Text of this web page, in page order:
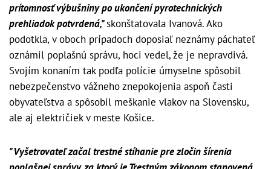
prítomnosť výbušniny po ukončení pyrotechnických
prehliadok potvrdená,"skonštatovala Ivanová. Ako
podotkla, v oboch prípadoch doposiaľ neznámy páchateľ
oznámil poplašnú správu, hoci vedel, že je nepravdivá.
Svojím konaním tak podľa polície úmyselne spôsobil
nebezpečenstvo vážneho znepokojenia aspoň časti
obyvateľstva a spôsobil meškanie vlakov na Slovensku,
ale aj električiek v meste Košice.
"Vyšetrovateľ začal trestné stíhanie pre zločin šírenia